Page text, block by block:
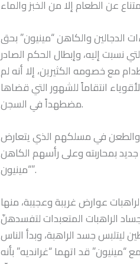
الدجالين والكاهن “مينيون” بحق
من التهم التي نسبت إليه، وإبطال الحكم الصادر
مع خصومه الكثيرين، إلا أنه لم
انتقاماً للشهور التي قضاها
مضطهداً في السجن.
والطعن في مسلكهم الذي يتعارض
بمحاربته وعلى رأسهم الكاهن
“مينيون”.
عوارض غريبة وعجيبة، منها
الراهبات المتعبدات لتفسدهنّ
ليتلبس جسد الراهبة، وبدأ الناس
“مينيون” قد اتهما “غرانديه” بأنه